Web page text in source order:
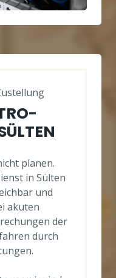
planen.
in Sülten
und
akuten
der
durch